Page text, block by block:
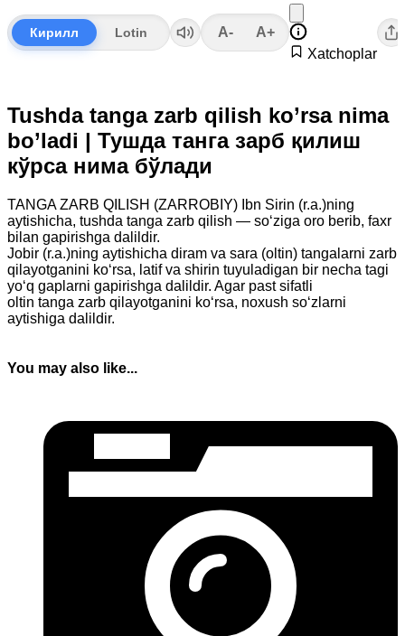
Кирилл Lotin A-
A+
Xatchoplar
Tushda tanga zarb qilish ko’rsa nima
bo’ladi | Тушда танга зарб қилиш
кўрса нима бўлади
TANGA ZARB QILISH (ZARROBIY) Ibn Sirin (r.a.)ning
aytishicha, tushda tanga zarb qilish — so‘ziga oro berib, faxr
bilan gapirishga dalildir.
Jobir (r.a.)ning aytishicha diram va sara (oltin) tangalarni zarb
qilayotganini ko‘rsa, latif va shirin tuyuladigan bir necha tagi
yo‘q gaplarni gapirishga dalildir. Agar past sifatli
oltin tanga zarb qilayotganini ko‘rsa, noxush so‘zlarni
aytishiga dalildir.
You may also like...